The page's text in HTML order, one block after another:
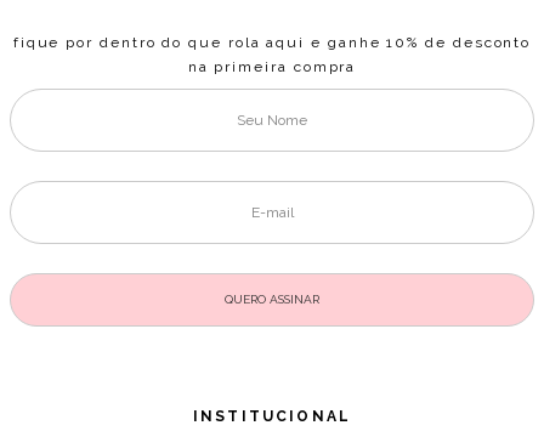
fique por dentro do que rola aqui e ganhe 10% de desconto
na primeira compra
INSTITUCIONAL